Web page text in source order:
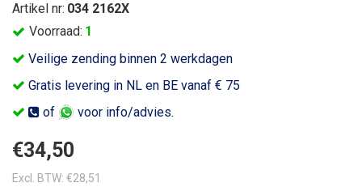
Veilige zending binnen 2 werkdagen
Gratis levering in NL en BE vanaf € 75
of
voor info/advies.
Voorraad: 1
Artikel nr: 034 2162X
€34,50
Excl. BTW: €28,51